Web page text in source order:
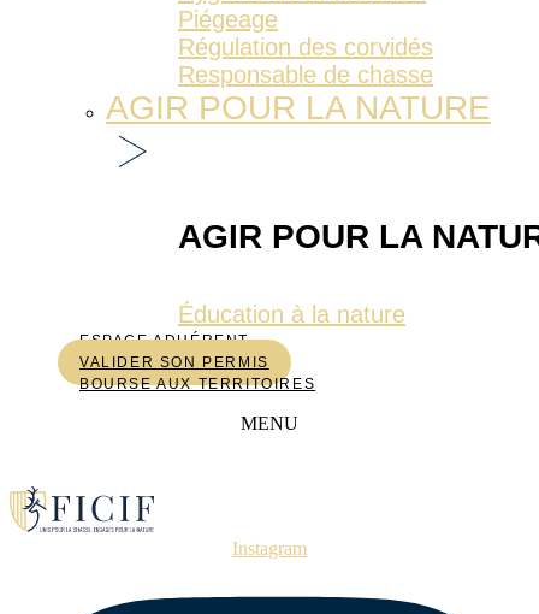
Piégeage
Régulation des corvidés
Responsable de chasse
AGIR POUR LA NATURE
AGIR POUR LA
Éducation à la nature
ESPACE ADHÉRENT
VALIDER SON PERMIS
BOURSE AUX TERRITOIRES
MENU
Instagram